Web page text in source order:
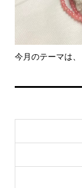
今月のテーマは